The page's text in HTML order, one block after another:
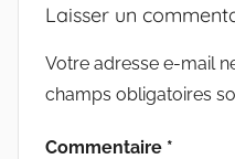
Laisser un
Votre adresse e-mail
champs obligatoires
Commentaire *